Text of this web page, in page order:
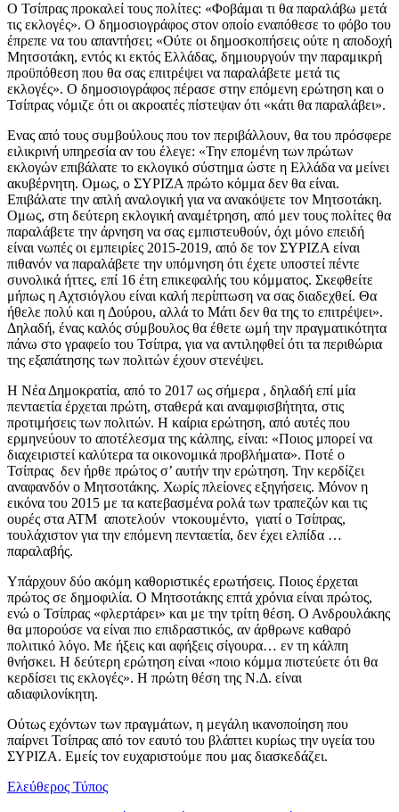
Ο Τσίπρας προκαλεί τους πολίτες: «Φοβάμαι τι θα παραλάβω μετά
τις εκλογές». O δημοσιογράφος στον οποίο εναπόθεσε το φόβο του
έπρεπε να του απαντήσει; «Ούτε οι δημοσκοπήσεις ούτε η αποδοχή
Μητσοτάκη, εντός κι εκτός Ελλάδας, δημιουργούν την παραμικρή
προϋπόθεση που θα σας επιτρέψει να παραλάβετε μετά τις
εκλογές». Ο δημοσιογράφος πέρασε στην επόμενη ερώτηση και ο
Τσίπρας νόμιζε ότι οι ακροατές πίστεψαν ότι «κάτι θα παραλάβει».
Ενας από τους συμβούλους που τον περιβάλλουν, θα του πρόσφερε
ειλικρινή υπηρεσία αν του έλεγε: «Την επομένη των πρώτων
εκλογών επιβάλατε το εκλογικό σύστημα ώστε η Ελλάδα να μείνει
ακυβέρνητη. Ομως, ο ΣΥΡΙΖΑ πρώτο κόμμα δεν θα είναι.
Επιβάλατε την απλή αναλογική για να ανακόψετε τον Μητσοτάκη.
Ομως, στη δεύτερη εκλογική αναμέτρηση, από μεν τους πολίτες θα
παραλάβετε την άρνηση να σας εμπιστευθούν, όχι μόνο επειδή
είναι νωπές οι εμπειρίες 2015-2019, από δε τον ΣΥΡΙΖΑ είναι
πιθανόν να παραλάβετε την υπόμνηση ότι έχετε υποστεί πέντε
συνολικά ήττες, επί 16 έτη επικεφαλής του κόμματος. Σκεφθείτε
μήπως η Αχτσιόγλου είναι καλή περίπτωση να σας διαδεχθεί. Θα
ήθελε πολύ και η Δούρου, αλλά το Μάτι δεν θα της το επιτρέψει».
Δηλαδή, ένας καλός σύμβουλος θα έθετε ωμή την πραγματικότητα
πάνω στο γραφείο του Τσίπρα, για να αντιληφθεί ότι τα περιθώρια
της εξαπάτησης των πολιτών έχουν στενέψει.
Η Νέα Δημοκρατία, από το 2017 ως σήμερα , δηλαδή επί μία
πενταετία έρχεται πρώτη, σταθερά και αναμφισβήτητα, στις
προτιμήσεις των πολιτών. Η καίρια ερώτηση, από αυτές που
ερμηνεύουν το αποτέλεσμα της κάλπης, είναι: «Ποιος μπορεί να
διαχειριστεί καλύτερα τα οικονομικά προβλήματα». Ποτέ ο
Τσίπρας δεν ήρθε πρώτος σ’ αυτήν την ερώτηση. Την κερδίζει
αναφανδόν ο Μητσοτάκης. Χωρίς πλείονες εξηγήσεις. Μόνον η
εικόνα του 2015 με τα κατεβασμένα ρολά των τραπεζών και τις
ουρές στα ΑΤΜ αποτελούν ντοκουμέντο, γιατί ο Τσίπρας,
τουλάχιστον για την επόμενη πενταετία, δεν έχει ελπίδα …
παραλαβής.
Υπάρχουν δύο ακόμη καθοριστικές ερωτήσεις. Ποιος έρχεται
πρώτος σε δημοφιλία. Ο Μητσοτάκης επτά χρόνια είναι πρώτος,
ενώ ο Τσίπρας «φλερτάρει» και με την τρίτη θέση. Ο Ανδρουλάκης
θα μπορούσε να είναι πιο επιδραστικός, αν άρθρωνε καθαρό
πολιτικό λόγο. Με ήξεις και αφήξεις σίγουρα… εν τη κάλπη
θνήσκει. Η δεύτερη ερώτηση είναι «ποιο κόμμα πιστεύετε ότι θα
κερδίσει τις εκλογές». Η πρώτη θέση της Ν.Δ. είναι
αδιαφιλονίκητη.
Ούτως εχόντων των πραγμάτων, η μεγάλη ικανοποίηση που
παίρνει Τσίπρας από τον εαυτό του βλάπτει κυρίως την υγεία του
ΣΥΡΙΖΑ. Εμείς τον ευχαριστούμε που μας διασκεδάζει.
Ελεύθερος Τύπος